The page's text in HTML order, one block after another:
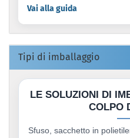
Vai alla guida
Tipi di imballaggio
LE SOLUZIONI DI
COLPO
Sfuso, sacchetto in